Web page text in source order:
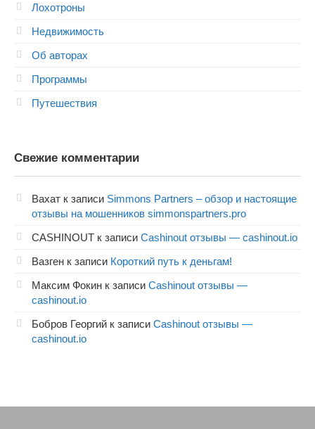
Лохотроны
Недвижимость
Об авторах
Программы
Путешествия
Свежие комментарии
Вахат к записи Simmons Partners – обзор и настоящие
отзывы на мошенников simmonspartners.pro
CASHINOUT к записи Cashinout отзывы — cashinout.io
Вазген к записи Короткий путь к деньгам!
Максим Фокин к записи Cashinout отзывы —
cashinout.io
Бобров Георгий к записи Cashinout отзывы —
cashinout.io